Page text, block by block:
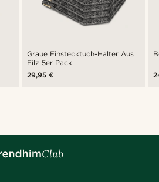
Graue Einstecktuch-Halter Aus
Filz 5er Pack
29,95 €